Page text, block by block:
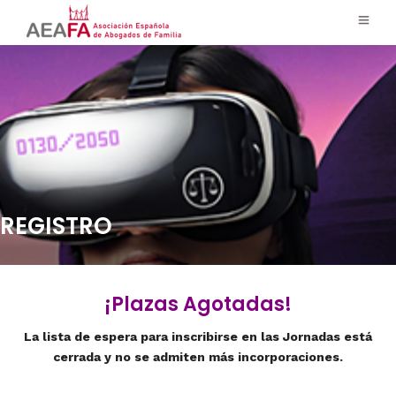
REGISTRO
¡Plazas Agotadas!
La lista de espera para inscribirse en las Jornadas está
cerrada y no se admiten más incorporaciones.